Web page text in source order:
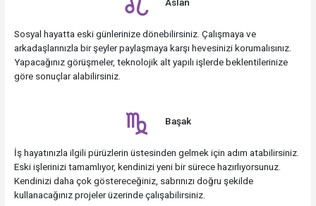
Sosyal hayatta eski günlerinize dönebilirsiniz. Çalışmaya ve
arkadaşlarınızla bir şeyler paylaşmaya karşı hevesinizi korumalısınız.
Yapacağınız görüşmeler, teknolojik alt yapılı işlerde beklentilerinize
göre sonuçlar alabilirsiniz.
Başak
İş hayatınızla ilgili pürüzlerin üstesinden gelmek için adım atabilirsiniz.
Eski işlerinizi tamamlıyor, kendinizi yeni bir sürece hazırlıyorsunuz.
Kendinizi daha çok göstereceğiniz, sabrınızı doğru şekilde
kullanacağınız projeler üzerinde çalışabilirsiniz.